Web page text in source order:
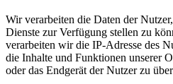
Wir verarbeiten die Daten der
Dienste zur Verfügung stellen zu
verarbeiten wir die IP-Adresse des
die Inhalte und Funktionen unserer
oder das Endgerät der Nutzer zu